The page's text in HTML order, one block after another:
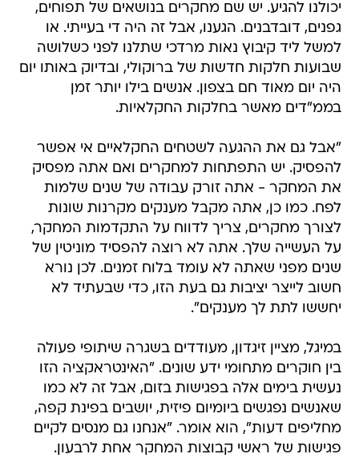
יכולנו להגיע. יש שם מחקרים בנושאים של תפוחים,
גפנים, דובדבנים. הגענו, אבל זה היה די בעייתי. או
למשל ליד קיבוץ נאות מרדכי שתלנו לפני כשלושה
שבועות חלקות חדשות של ברוקולי, ובדיוק באותו יום
היה יום מאוד חם בצפון. אנשים בילו יותר זמן
בממ"דים מאשר בחלקות החקלאיות.
"אבל גם את ההגעה לשטחים החקלאיים אי אפשר
להפסיק. יש התפתחות למחקרים ואם אתה מפסיק
את המחקר - אתה זורק עבודה של שנים שלמות
לפח. כמו כן, אתה מקבל מענקים מקרנות שונות
לצורך מחקרים, צריך לדווח על התקדמות המחקר,
על העשייה שלך. אתה לא רוצה להפסיד מוניטין של
שנים מפני שאתה לא עומד בלוח זמנים. לכן נורא
חשוב לייצר יציבות גם בעת הזו, כדי שבעתיד לא
יחששו לתת לך מענקים".
במיגל, מציין זיגדון, מעודדים בשגרה שיתופי פעולה
בין חוקרים מתחומי ידע שונים. "האינטראקציה הזו
נעשית בימים אלה בפגישות בזום, אבל זה לא כמו
שאנשים נפגשים ביומיום פיזית, יושבים בפינת קפה,
מחליפים דעות", הוא אומר. "אנחנו גם מנסים לקיים
פגישות של ראשי קבוצות המחקר אחת לרבעון.